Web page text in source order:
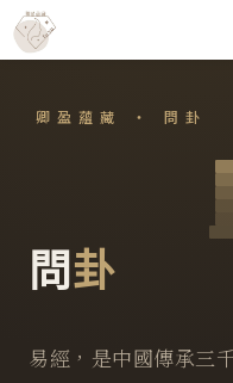
卿盈蘊藏 ‧ 問卦
問卦
易經，是中國傳承三